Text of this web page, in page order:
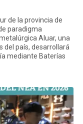
de la provincia de
paradigma
Aluar, una
del país, desarrollará
mediante Baterías